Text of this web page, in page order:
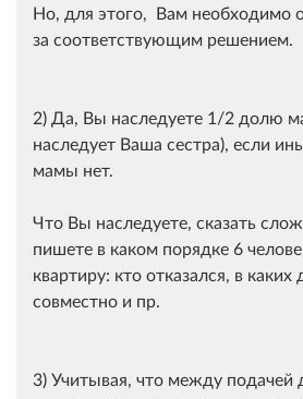
Но, для этого, Вам необходимо
за соответствующим решением.
2) Да, Вы наследуете 1/2 долю
наследует Ваша сестра), если
мамы нет.
Что Вы наследуете, сказать
пишете в каком порядке 6
квартиру: кто отказался, в каких
совместно и пр.
3) Учитывая, что между подачей